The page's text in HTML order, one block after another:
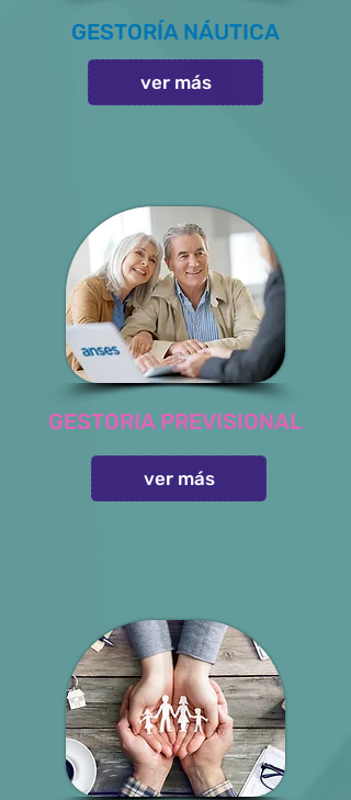
GESTORÍA NÁUTICA
ver más
GESTORIA PREVISIONAL
ver más